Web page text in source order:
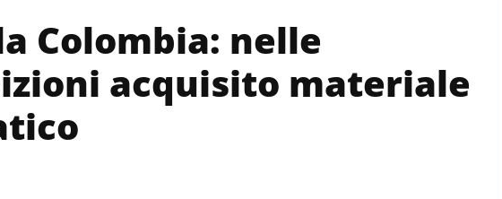
Colombia: nelle
acquisito materiale